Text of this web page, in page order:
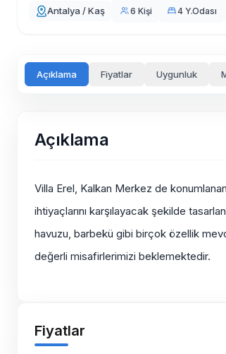
Antalya / Kaş 6 Kişi 4 Y.Odası
Açıklama Fiyatlar Uygunluk
Açıklama
Villa Erel, Kalkan Merkez de
ihtiyaçlarını karşılayacak şekilde
havuzu, barbekü gibi birçok özellik
değerli misafirlerimizi beklemektedir.
Fiyatlar